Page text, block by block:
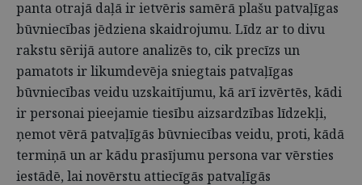
panta otrajā daļā ir ietvēris samērā plašu patvaļīgas
būvniecības jēdziena skaidrojumu. Līdz ar to divu
rakstu sērijā autore analizēs to, cik precīzs un
pamatots ir likumdevēja sniegtais patvaļīgas
būvniecības veidu uzskaitījumu, kā arī izvērtēs, kādi
ir personai pieejamie tiesību aizsardzības līdzekļi,
ņemot vērā patvaļīgās būvniecības veidu, proti, kādā
termiņā un ar kādu prasījumu persona var vērsties
iestādē, lai novērstu attiecīgās patvaļīgās